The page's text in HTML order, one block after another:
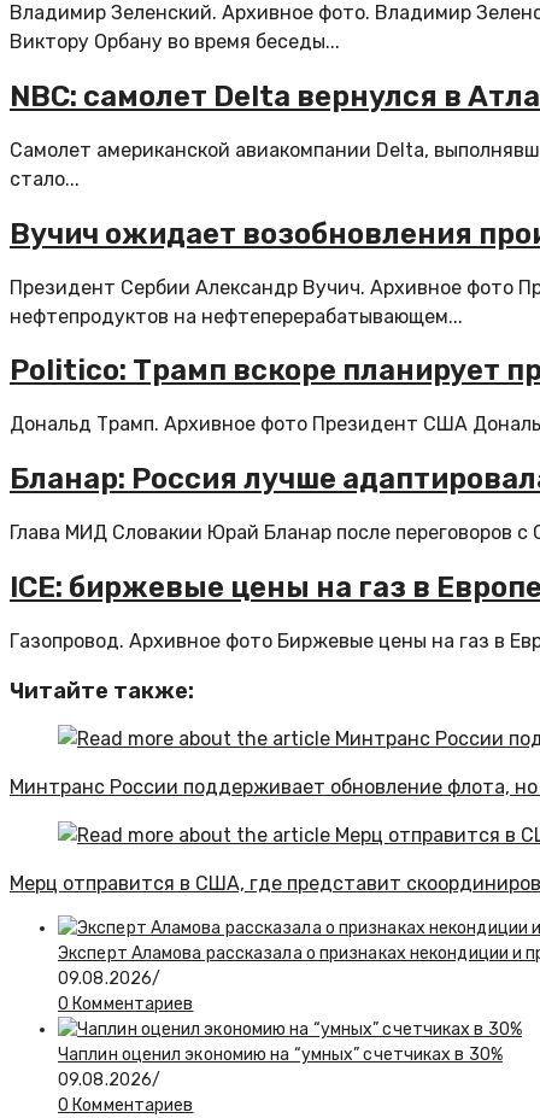
Владимир Зеленский. Архивное фото. Владимир
Виктору Орбану во время беседы...
NBC: самолет Delta вернулся в
Самолет американской авиакомпании Delta,
стало...
Вучич ожидает возобновления
Президент Сербии Александр Вучич. Архивное фото
нефтепродуктов на нефтеперерабатывающем...
Politico: Трамп вскоре планирует
Дональд Трамп. Архивное фото Президент США
Бланар: Россия лучше
Глава МИД Словакии Юрай Бланар после переговоров
ICE: биржевые цены на газ в
Газопровод. Архивное фото Биржевые цены на газ в
Читайте также:
Минтранс России поддерживает обновление флота,
Мерц отправится в США, где представит
Эксперт Аламова рассказала о признаках некондиции и
09.08.2026/
0 Комментариев
Чаплин оценил экономию на “умных” счетчиках в 30%
09.08.2026/
0 Комментариев